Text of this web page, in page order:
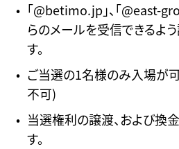
「@betimo.jp」、「@east-
らのメールを受信できるよ
す。
ご当選の1名様のみ入場が
不可)
当選権利の譲渡、および換
す。